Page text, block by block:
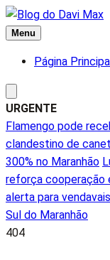
Ir
para
conteúdo
Menu
Página
URGENTE
Flamengo pode
clandestino de
300% no Maranhão
reforça cooperação
alerta para
Sul do Maranhão
404